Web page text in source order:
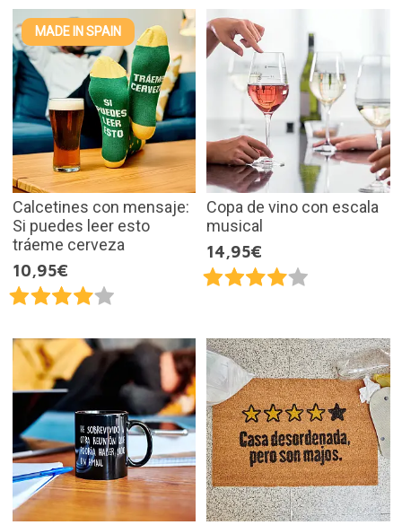
MADE IN SPAIN
Calcetines con mensaje:
Si puedes leer esto
tráeme cerveza
10,95€
Copa de vino con escala
musical
14,95€